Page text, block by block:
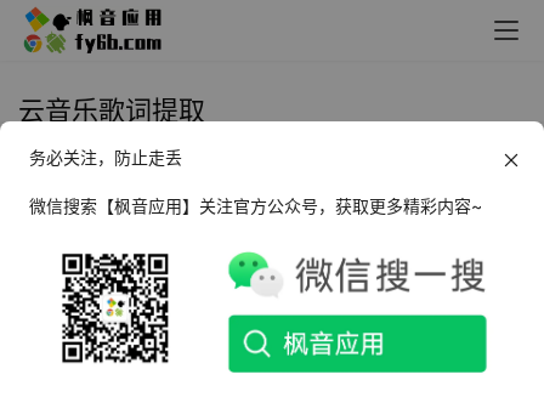
云音乐歌词提取
MusicLyricApp_v6.5 绿色便携版
2025年3月25日
务必关注，防止走丢
微信搜索【枫音应用】关注官方公众号，获取更多精彩内容~